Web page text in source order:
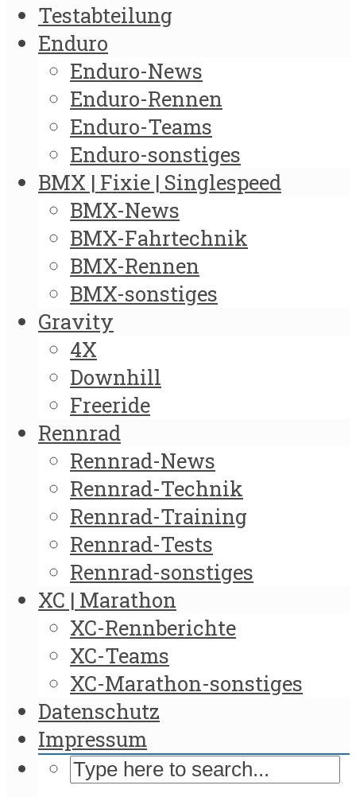
Testabteilung
Enduro
Enduro-News
Enduro-Rennen
Enduro-Teams
Enduro-sonstiges
BMX | Fixie | Singlespeed
BMX-News
BMX-Fahrtechnik
BMX-Rennen
BMX-sonstiges
Gravity
4X
Downhill
Freeride
Rennrad
Rennrad-News
Rennrad-Technik
Rennrad-Training
Rennrad-Tests
Rennrad-sonstiges
XC | Marathon
XC-Rennberichte
XC-Teams
XC-Marathon-sonstiges
Datenschutz
Impressum